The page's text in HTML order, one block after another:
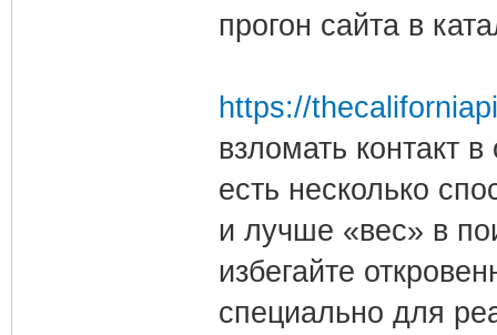
прогон сайта в
https://
взломать контакт
есть несколько
и лучше «вес» в
избегайте
специально для